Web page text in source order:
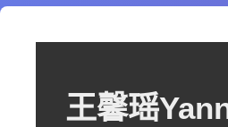
王馨瑶